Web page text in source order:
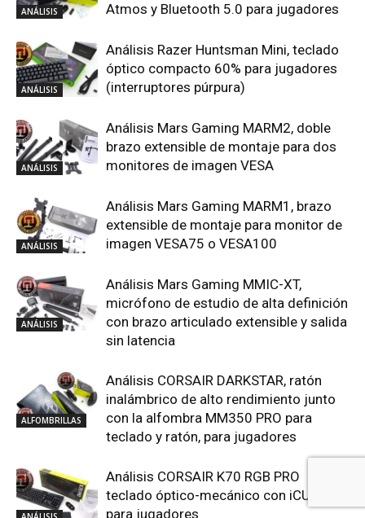
ANÁLISIS
Atmos y Bluetooth 5.0 para jugadores
ANÁLISIS
Análisis Razer Huntsman Mini, teclado
óptico compacto 60% para jugadores
(interruptores púrpura)
ANÁLISIS
Análisis Mars Gaming MARM2, doble
brazo extensible de montaje para dos
monitores de imagen VESA
ANÁLISIS
Análisis Mars Gaming MARM1, brazo
extensible de montaje para monitor de
imagen VESA75 o VESA100
ANÁLISIS
Análisis Mars Gaming MMIC-XT,
micrófono de estudio de alta definición
con brazo articulado extensible y salida
sin latencia
ALFOMBRILLAS
Análisis CORSAIR DARKSTAR, ratón
inalámbrico de alto rendimiento junto
con la alfombra MM350 PRO para
teclado y ratón, para jugadores
Análisis CORSAIR K70 RGB PRO
teclado óptico-mecánico con iCUE5
para jugadores